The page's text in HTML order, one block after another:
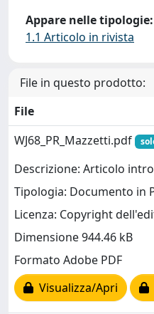
Appare nelle tipologie:
1.1 Articolo in rivista
File in questo prodotto:
File
WJ68_PR_Mazzetti.pdf
Descrizione: Articolo
Tipologia: Documento in
Licenza: Copyright
Dimensione 944.46 kB
Formato Adobe PDF
Visualizza/Apri